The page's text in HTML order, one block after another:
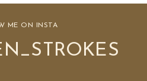
ME ON INSTA